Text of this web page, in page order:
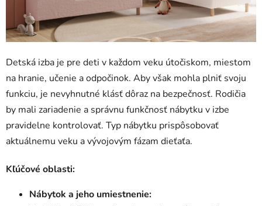
Detská izba je pre deti v každom veku útočiskom, miestom
na hranie, učenie a odpočinok. Aby však mohla plniť svoju
funkciu, je nevyhnutné klásť dôraz na bezpečnosť. Rodičia
by mali zariadenie a správnu funkčnosť nábytku v izbe
pravidelne kontrolovať. Typ nábytku prispôsobovať
aktuálnemu veku a vývojovým fázam dieťaťa.
Kľúčové oblasti:
Nábytok a jeho umiestnenie: